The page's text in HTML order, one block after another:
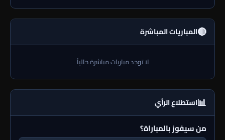
🔴المباريات المباشرة
لا توجد مباريات مباشرة حالياً
📊استطلاع الرأي
من سيفوز بالمباراة؟